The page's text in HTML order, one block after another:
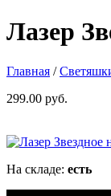
http://parkservis.ru/
http://parkservis.ru/
Лазер
Главная /
299.00 руб.
На складе: есть